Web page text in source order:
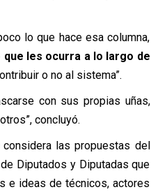
lo que hace esa columna,
les ocurra a lo largo de
o no al sistema”.
con sus propias uñas,
concluyó.
las propuestas del
Diputados y Diputadas que
e ideas de técnicos, actores